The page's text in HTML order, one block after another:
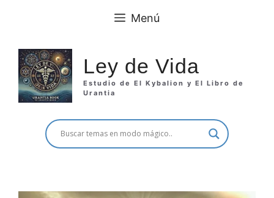
Menú
Ley de Vida
Estudio de El Kybalion y El Libro de
Urantia